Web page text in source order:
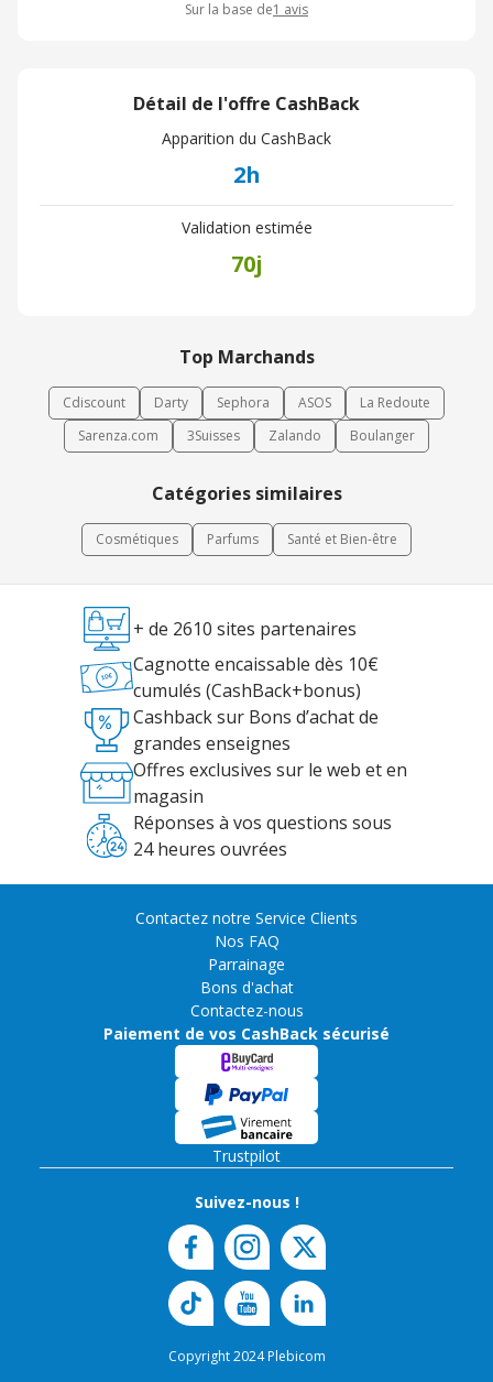
Sur la base de1 avis
Détail de l'offre CashBack
Apparition du CashBack
2h
Validation estimée
70j
Top Marchands
Cdiscount Darty Sephora ASOS
La Redoute
Sarenza.com
3Suisses Zalando Boulanger
Catégories similaires
Cosmétiques Parfums Santé et Bien-être
+ de 2610 sites partenaires
Cagnotte encaissable dès 10€
cumulés (CashBack+bonus)
Cashback sur Bons d’achat de
grandes enseignes
Offres exclusives sur le web et en
magasin
Réponses à vos questions sous
24 heures ouvrées
Contactez notre Service Clients
Nos FAQ
Parrainage
Bons d'achat
Contactez-nous
Paiement de vos CashBack sécurisé
Trustpilot
Suivez-nous !
Copyright 2024 Plebicom